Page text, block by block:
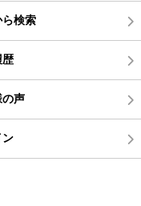
検索
歴
の声
ン